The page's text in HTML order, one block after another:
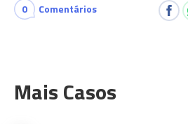
0 Comentários
Mais Casos